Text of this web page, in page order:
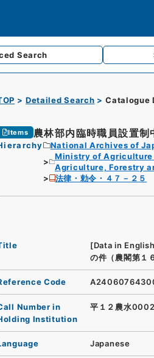
Search
Detailed Search Catalogue
Items 農林部内臨時職員設置制
National Archives of
Ministry of Agriculture
Agriculture, Forestry
法律・勅令・４７－２５
[Data in
の件（農閣第１
Code
Number in
Institution
平１２農水
Japanese